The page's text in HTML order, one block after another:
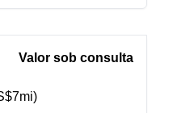
Valor sob consulta